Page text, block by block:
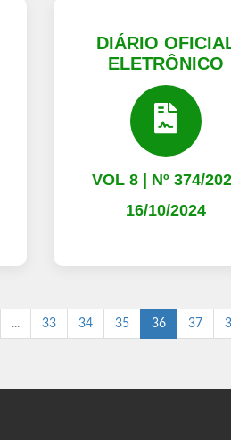
DIÁRIO
ELETRÔNICO
VOL 8 | Nº 374/
16/10/2024
... 33 34 35 36 37